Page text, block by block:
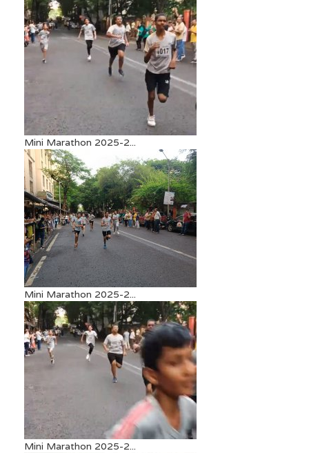
Mini Marathon 2025-2...
Mini Marathon 2025-2...
Mini Marathon 2025-2...